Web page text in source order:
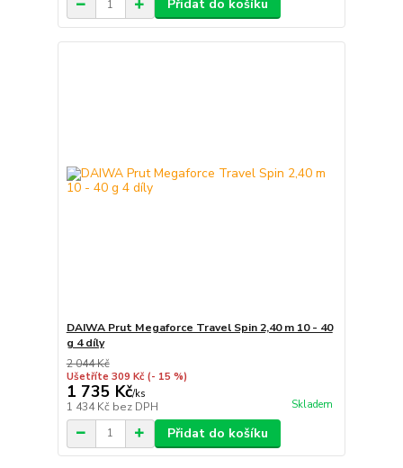
Přidat do košíku
DAIWA Prut Megaforce Travel Spin 2,40 m 10 - 40
g 4 díly
2 044 Kč
Ušetříte 309 Kč (- 15 %)
1 735 Kč/ks
1 434 Kč bez DPH Skladem
Přidat do košíku